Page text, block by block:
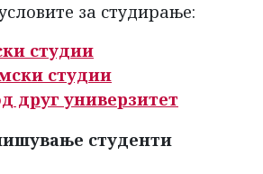
за студирање:
студии
студии
друг универзитет
студенти